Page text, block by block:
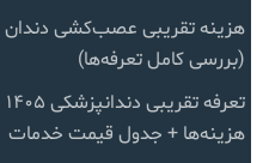
(بررسی کامل تعرفه‌ها)
هزینه‌ها + جدول قیمت خدمات